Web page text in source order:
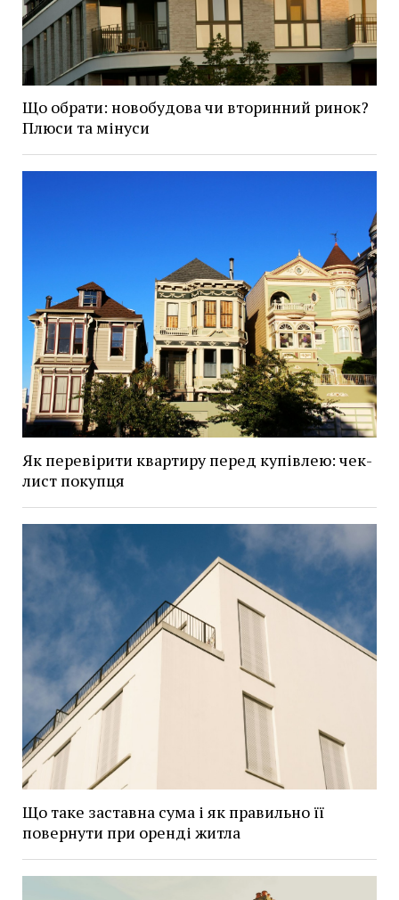
Що обрати: новобудова чи вторинний ринок?
Плюси та мінуси
Як перевірити квартиру перед купівлею: чек-
лист покупця
Що таке заставна сума і як правильно її
повернути при оренді житла